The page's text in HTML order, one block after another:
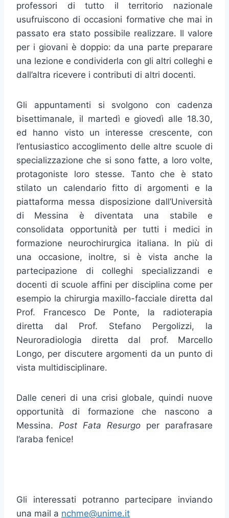
professori di tutto il territorio nazionale
usufruiscono di occasioni formative che mai in
passato era stato possibile realizzare. Il valore
per i giovani è doppio: da una parte preparare
una lezione e condividerla con gli altri colleghi e
dall’altra ricevere i contributi di altri docenti.
Gli appuntamenti si svolgono con cadenza
bisettimanale, il martedì e giovedì alle 18.30,
ed hanno visto un interesse crescente, con
l’entusiastico accoglimento delle altre scuole di
specializzazione che si sono fatte, a loro volte,
protagoniste loro stesse. Tanto che è stato
stilato un calendario fitto di argomenti e la
piattaforma messa disposizione dall’Università
di Messina è diventata una stabile e
consolidata opportunità per tutti i medici in
formazione neurochirurgica italiana. In più di
una occasione, inoltre, si è vista anche la
partecipazione di colleghi specializzandi e
docenti di scuole affini per disciplina come per
esempio la chirurgia maxillo-facciale diretta dal
Prof. Francesco De Ponte, la radioterapia
diretta dal Prof. Stefano Pergolizzi, la
Neuroradiologia diretta dal prof. Marcello
Longo, per discutere argomenti da un punto di
vista multidisciplinare.
Dalle ceneri di una crisi globale, quindi nuove
opportunità di formazione che nascono a
Messina. Post Fata Resurgo per parafrasare
l’araba fenice!
Gli interessati potranno partecipare inviando
una mail a nchme@unime.it